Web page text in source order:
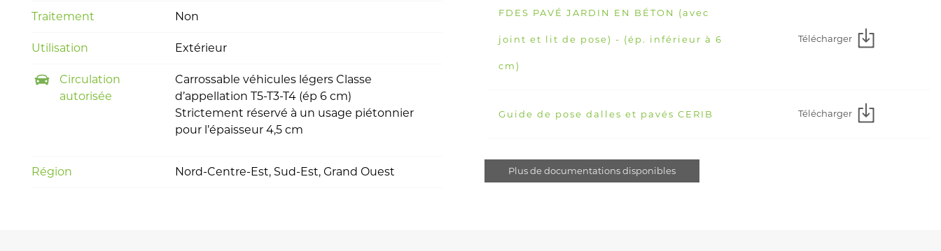
Traitement Non
Utilisation Extérieur
Circulation
autorisée
Carrossable véhicules légers Classe
d’appellation T5-T3-T4 (ép 6 cm)
Strictement réservé à un usage piétonnier
pour l’épaisseur 4,5 cm
Région Nord-Centre-Est, Sud-Est, Grand Ouest
FDES PAVÉ JARDIN EN BÉTON (avec
joint et lit de pose) - (ép. inférieur à 6
cm)
Télécharger
Guide de pose dalles et pavés CERIB Télécharger
Plus de documentations disponibles